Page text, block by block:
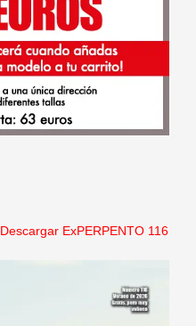
Descargar ExPERPENTO 116